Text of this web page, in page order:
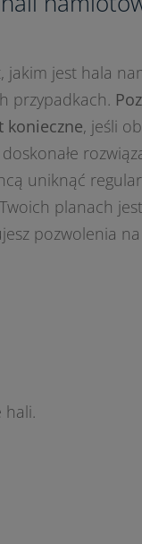
jakim jest hala
przypadkach.
, jeśli
uniknąć
planach
pozwolenia
hali.